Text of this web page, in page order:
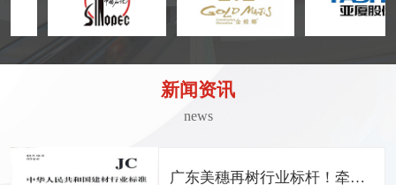
新闻资讯
news
广东美穗再树行业标杆！牵头